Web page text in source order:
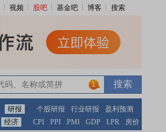
视频 股吧 基金吧 博客 搜索
1
研报 个股研报 行业研报
盈利预测
经济 CPI PPI PMI GDP LPR 房价